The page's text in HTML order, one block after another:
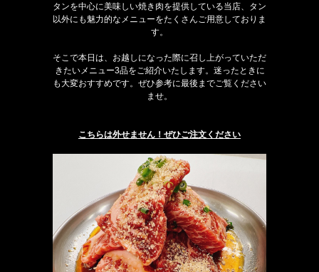
タンを中心に美味しい焼き肉を提供している当店、タン
以外にも魅力的なメニューをたくさんご用意しておりま
す。
そこで本日は、お越しになった際に召し上がっていただ
きたいメニュー3品をご紹介いたします。迷ったときに
も大変おすすめです。ぜひ参考に最後までご覧ください
ませ。
こちらは外せません！ぜひご注文ください